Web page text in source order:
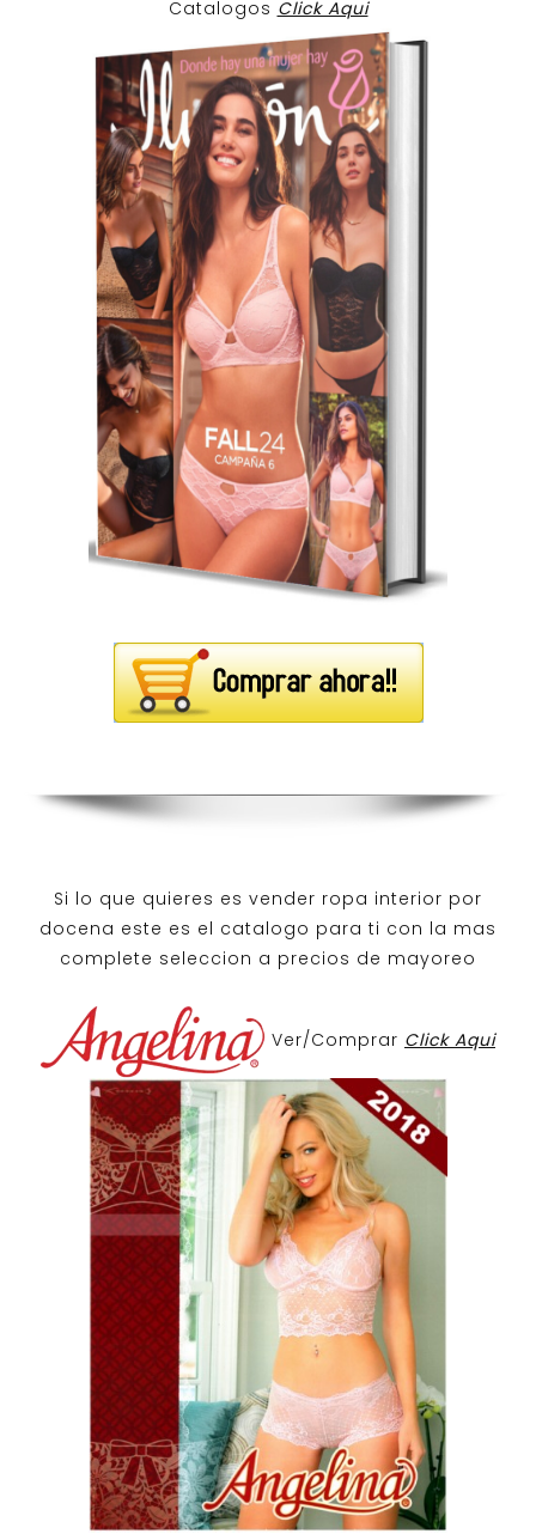
Catalogos Click Aqui
Si lo que quieres es vender ropa interior por
docena este es el catalogo para ti con la mas
complete seleccion a precios de mayoreo
Ver/Comprar Click Aqui